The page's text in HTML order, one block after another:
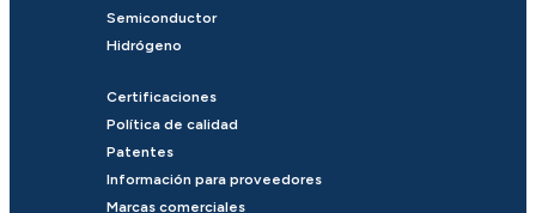
Semiconductor
Hidrógeno
Certificaciones
Política de calidad
Patentes
Información para proveedores
Marcas comerciales